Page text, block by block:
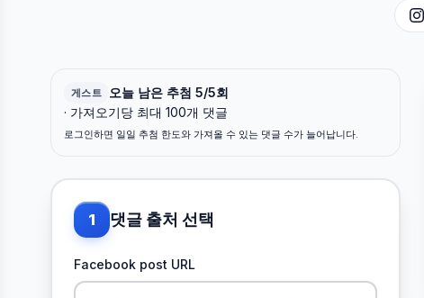
게스트
오늘 남은 추첨 5/5회
· 가져오기당 최대 100개 댓글
로그인하면 일일 추첨 한도와 가져올 수 있는 댓글 수가 늘어납니다.
1 댓글 출처 선택
Facebook post URL